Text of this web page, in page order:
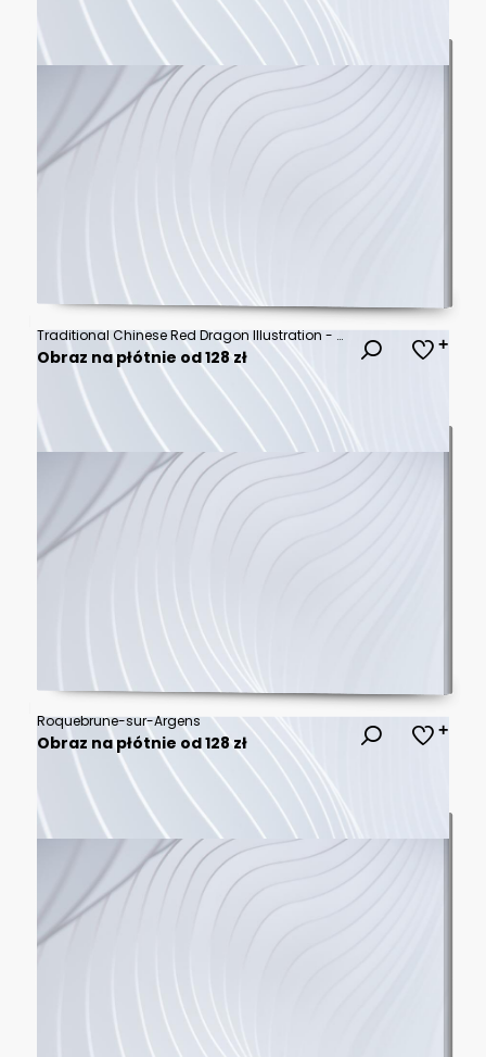
Traditional Chinese Red Dragon Illustration - Symbol of Power and Good Fortune
Obraz na płótnie od 128 zł
Roquebrune-sur-Argens
Obraz na płótnie od 128 zł